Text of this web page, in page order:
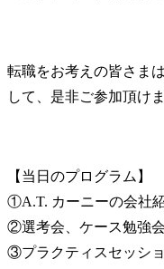
転職をお考えの皆さま
して、是非ご参加頂け
【当日のプログラム】
①A.T. カーニーの会社
②選考会、ケース勉強
③プラクティスセッシ